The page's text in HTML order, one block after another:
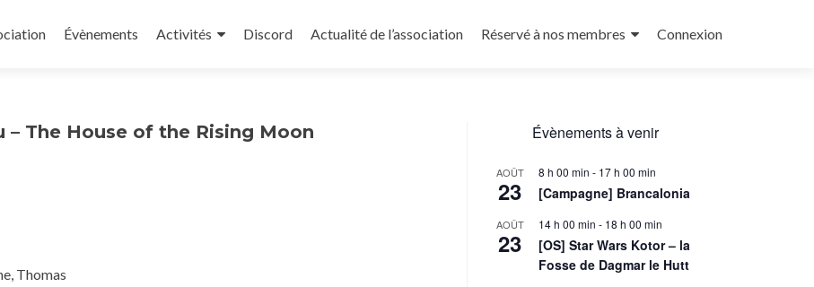
Évènements Activités Discord Actualité de l’association Réservé à nos membres Connexion
The House of the Rising Moon
Thomas
Évènements à venir
AOÛT
23
8 h 00 min - 17 h 00 min
[Campagne] Brancalonia
AOÛT
23
14 h 00 min - 18 h 00 min
[OS] Star Wars Kotor – la
Fosse de Dagmar le Hutt